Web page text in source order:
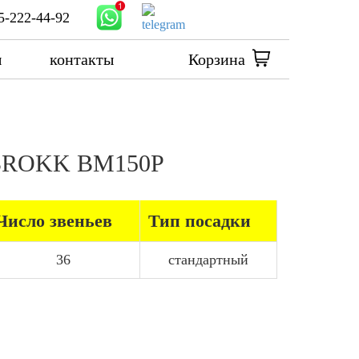
222-44-92
контакты Корзина
BM150P
звеньев Тип посадки
36 стандартный